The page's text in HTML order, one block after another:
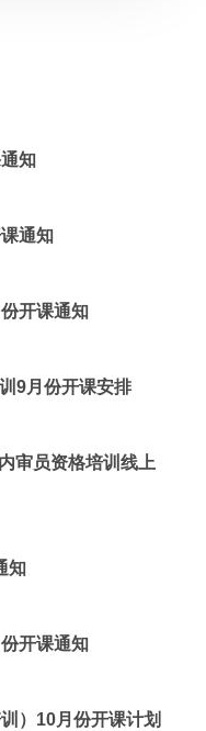
知
通知
开课通知
9月份开课安排
审员资格培训线上
知
开课通知
）10月份开课计划